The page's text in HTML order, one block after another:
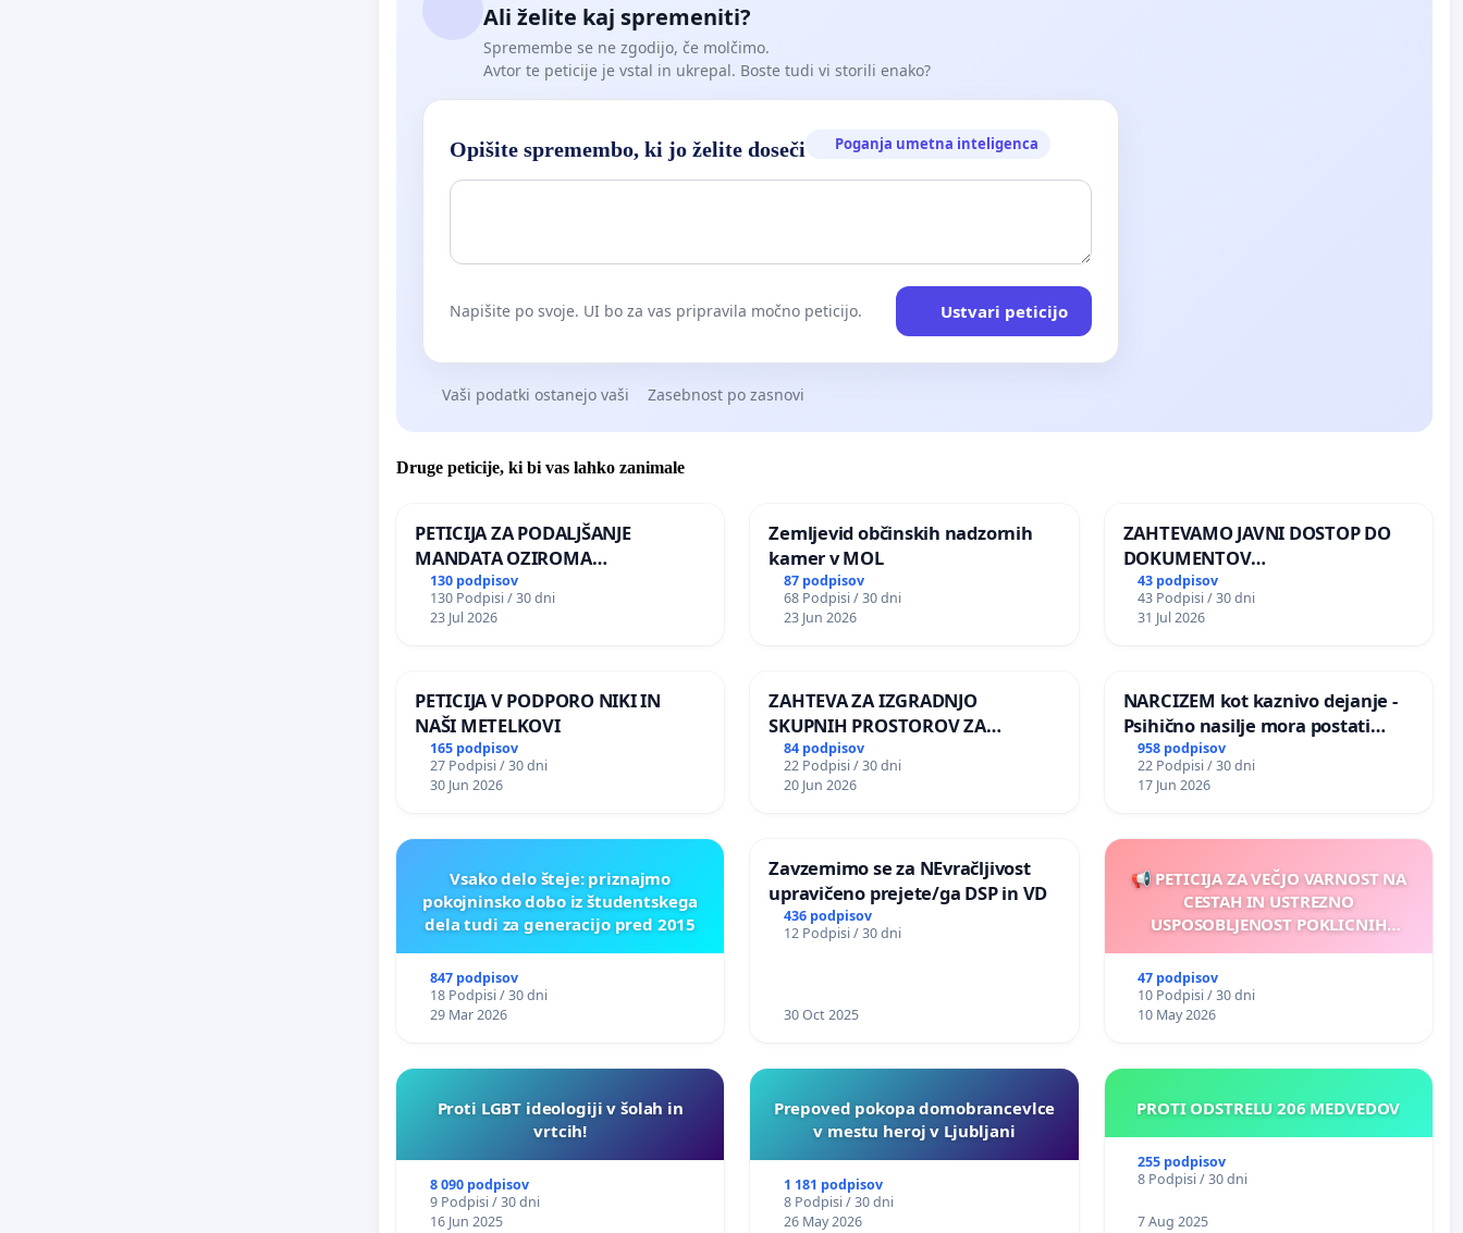
Ali želite kaj spremeniti?
Spremembe se ne zgodijo, če molčimo.
Avtor te peticije je vstal in ukrepal. Boste tudi vi storili enako?
Opišite spremembo, ki jo želite doseči Poganja umetna inteligenca
Napišite po svoje. UI bo za vas pripravila močno peticijo. Ustvari peticijo
Vaši podatki ostanejo vaši Zasebnost po zasnovi
Druge peticije, ki bi vas lahko zanimale
PETICIJA ZA PODALJŠANJE
MANDATA OZIROMA
ČIMPREJŠNJO PONOVNO
NAPOTITEV GOSPODA BERNARDA
ŠRAJNERJA NA VELEPOSLANIŠTVO
130 podpisov
130 Podpisi / 30 dni
23 Jul 2026
Zemljevid občinskih nadzornih
kamer v MOL
87 podpisov
68 Podpisi / 30 dni
23 Jun 2026
ZAHTEVAMO JAVNI DOSTOP DO
DOKUMENTOV
PARLAMENTARNIH
PREISKOVALNIH KOMISIJ O
ILEGALNI TRGOVINI Z OROŽJEM
43 podpisov
43 Podpisi / 30 dni
31 Jul 2026
PETICIJA V PODPORO NIKI IN
NAŠI METELKOVI
165 podpisov
27 Podpisi / 30 dni
30 Jun 2026
ZAHTEVA ZA IZGRADNJO
SKUPNIH PROSTOROV ZA
PREBIVALCE KRAJEVNE
SKUPNOSTI PRESTRANEK
84 podpisov
22 Podpisi / 30 dni
20 Jun 2026
NARCIZEM kot kaznivo dejanje -
Psihično nasilje mora postati
enako prepoznano kot fizično
nasilje
958 podpisov
22 Podpisi / 30 dni
17 Jun 2026
Vsako delo šteje: priznajmo
pokojninsko dobo iz študentskega
dela tudi za generacijo pred 2015
847 podpisov
18 Podpisi / 30 dni
29 Mar 2026
Zavzemimo se za NEvračljivost
upravičeno prejete/ga DSP in VD
436 podpisov
12 Podpisi / 30 dni
30 Oct 2025
📢 PETICIJA ZA VEČJO VARNOST NA
CESTAH IN USTREZNO
USPOSOBLJENOST POKLICNIH
47 podpisov
10 Podpisi / 30 dni
10 May 2026
Proti LGBT ideologiji v šolah in
vrtcih!
8 090 podpisov
9 Podpisi / 30 dni
16 Jun 2025
Prepoved pokopa domobrancevlce
v mestu heroj v Ljubljani
1 181 podpisov
8 Podpisi / 30 dni
26 May 2026
PROTI ODSTRELU 206 MEDVEDOV
255 podpisov
8 Podpisi / 30 dni
7 Aug 2025